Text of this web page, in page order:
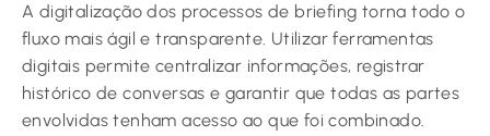
A digitalização dos processos de briefing torna todo o
fluxo mais ágil e transparente. Utilizar ferramentas
digitais permite centralizar informações, registrar
histórico de conversas e garantir que todas as partes
envolvidas tenham acesso ao que foi combinado.